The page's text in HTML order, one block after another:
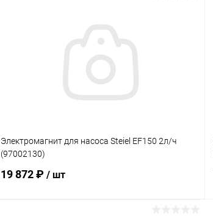
Электромагнит для насоса Steiel EF150 2л/ч
(97002130)
19 872 ₽ / шт